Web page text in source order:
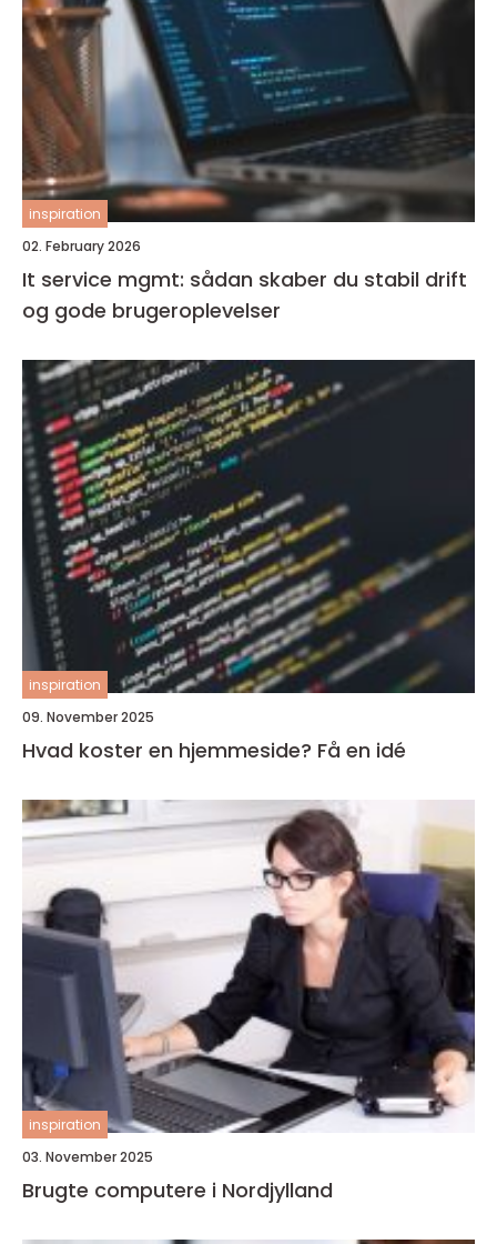
inspiration
02. February 2026
It service mgmt: sådan skaber du stabil drift
og gode brugeroplevelser
inspiration
09. November 2025
Hvad koster en hjemmeside? Få en idé
inspiration
03. November 2025
Brugte computere i Nordjylland